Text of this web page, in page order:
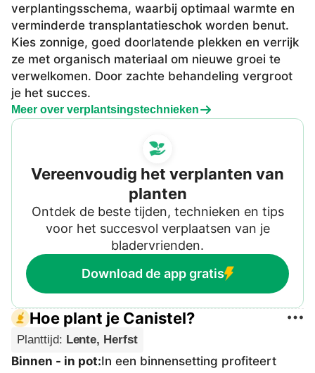
verplantingsschema, waarbij optimaal warmte en
verminderde transplantatieschok worden benut.
Kies zonnige, goed doorlatende plekken en verrijk
ze met organisch materiaal om nieuwe groei te
verwelkomen. Door zachte behandeling vergroot
je het succes.
Meer over verplantsingstechnieken
Vereenvoudig het verplanten van
planten
Ontdek de beste tijden, technieken en tips
voor het succesvol verplaatsen van je
bladervrienden.
Download de app gratis
Hoe plant je Canistel?
Planttijd: Lente, Herfst
Binnen - in pot:In een binnensetting profiteert